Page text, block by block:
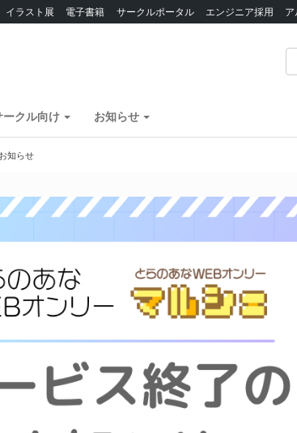
イラスト展 電子書籍 サークルポータル エンジニア採用
ークル向け お知らせ
知らせ